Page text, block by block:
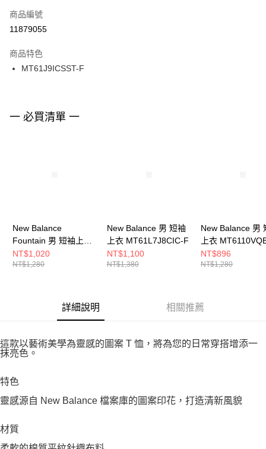
【「AFTEE先享後付」結帳流程】
１．於結帳方式選擇「AFTEE先享後付」後，將跳轉至「AFTEE先享後付」
２．訂單成立數日內，您將收到繳費通知簡訊。
３．收到繳費通知簡訊後14天內，點擊此簡訊中的連結，可透過四大超商／
ATM／網路銀行／等多元方式進行付款，方視為交易完成。
※ 交易是否成功請以「AFTEE先享後付 」之結帳頁面顯示為準，若有關於
是否繳費成功／繳費後需取消欲退款等相關疑問，請聯繫「AFTEE先享後付
「AFTEE先享後付」，若未經同意申辦者引起之損失，本公司不負相關責
任。
４．使用「AFTEE先享後付」時，將依據個別帳號之用戶狀況，依本公司即
時審查核予不同之上限額度；若仍有額度不足之情形，本公司將視審查結果
宅配
每筆NT$100，滿NT$1,500(含以上)免運費
付款後門市自取
每筆NT$100，滿NT$1,500(含以上)免運費
商品編號
11879055
商品特色
MT61J9ICSST-F
一 必買清單 一
New Balance
Fountain 男 短袖上衣
MT61J9ICNNY-F
NT$1,020
NT$1,280
New Balance 男 短袖
上衣 MT61L7J8CIC-F
NT$1,100
NT$1,380
New Balance 男
上衣
NT$896
NT$1,280
詳細說明 相關推薦
這款以藝術美學為靈感的圖案 T 恤，將為您的日常穿搭增添一
抹亮色。
特色
靈感源自 New Balance 檔案庫的圖案印花，打造清新風貌
材質